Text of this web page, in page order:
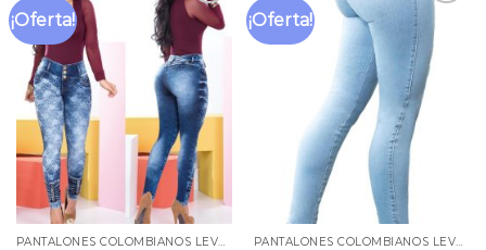
¡Oferta!
Añadir
a la
lista
de
deseos
¡Oferta!
a la
lista
de
deseos